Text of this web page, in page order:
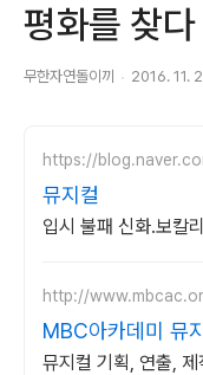
평화를 찾다
무한자연돌이끼 2016. 11.
https://
뮤지컬
입시 불패 신화.보칼
http://
MBC아카데미 뮤
뮤지컬 기획, 연출,